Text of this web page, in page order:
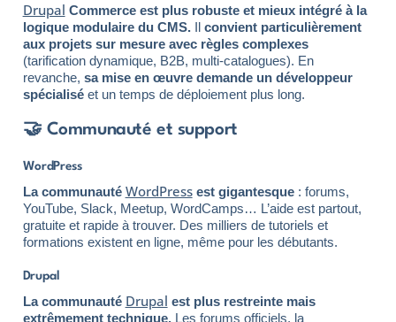
Drupal Commerce est plus robuste et mieux intégré à la
logique modulaire du CMS.Il convient particulièrement
aux projets sur mesure avec règles complexes
(tarification dynamique, B2B, multi-catalogues). En
revanche, sa mise en œuvre demande un développeur
spécialiséet un temps de déploiement plus long.
🤝 Communauté et support
WordPress
La communauté WordPressest gigantesque: forums,
YouTube, Slack, Meetup, WordCamps… L’aide est partout,
gratuite et rapide à trouver. Des milliers de tutoriels et
formations existent en ligne, même pour les débutants.
Drupal
La communauté Drupal est plus restreinte mais
extrêmement technique.Les forums officiels, la